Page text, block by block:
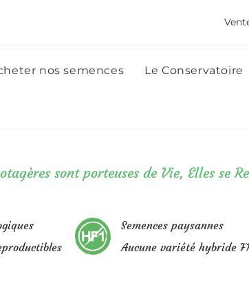
nos semences Le Conservatoire
sont porteuses de Vie, Elles se
Semences paysannes
Aucune variété hybride